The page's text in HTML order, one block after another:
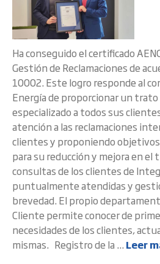
Ha conseguido el certificado
Gestión de Reclamaciones de
10002. Este logro responde al
Energía de proporcionar un
especializado a todos sus
atención a las reclamaciones
clientes y proponiendo
para su reducción y mejora en
consultas de los clientes de
puntualmente atendidas y
brevedad. El propio
Cliente permite conocer de
necesidades de los clientes,
mismas. Registro de la ... Leer